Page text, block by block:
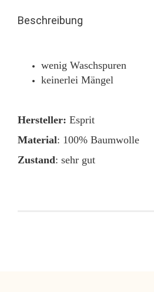
Beschreibung
wenig Waschspuren
keinerlei Mängel
Hersteller: Esprit
Material: 100% Baumwolle
Zustand: sehr gut